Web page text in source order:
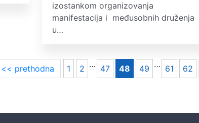
izostankom organizovanja
manifestacija i međusobnih druženja
u…
<< prethodna 1 2 … 47 48 49 … 61 62